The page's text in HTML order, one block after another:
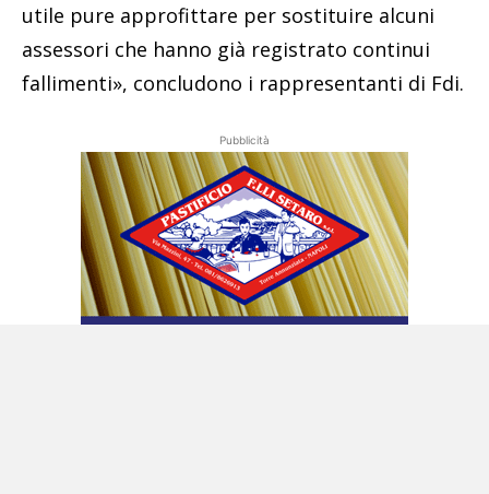
utile pure approfittare per sostituire alcuni
assessori che hanno già registrato continui
fallimenti», concludono i rappresentanti di Fdi.
Pubblicità